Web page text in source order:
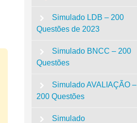
Simulado LDB – 200
Questões de 2023
Simulado BNCC – 200
Questões
Simulado AVALIAÇÃO –
200 Questões
Simulado